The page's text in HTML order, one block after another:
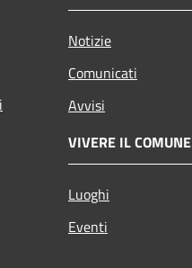
Notizie
Comunicati
Avvisi
VIVERE IL COMUNE
Luoghi
Eventi